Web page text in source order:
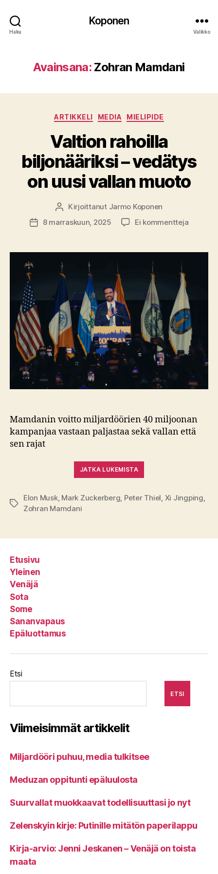
Haku
Koponen
Valikko
Avainsana: Zohran Mamdani
Kategoriat
ARTIKKELI MEDIA MIELIPIDE
Valtion rahoilla
biljonääriksi – vedätys
on uusi vallan muoto
Kirjoittaja
Kirjoittanut Jarmo Koponen
Julkaisupäivämäärä
8 marraskuun, 2025 Ei kommentteja
uusi
vallan
muoto
Mamdanin voitto miljardöörien 40 miljoonan
kampanjaa vastaan paljastaa sekä vallan että
sen rajat
JATKA LUKEMISTA
Avainsanat
Elon Musk, Mark Zuckerberg Peter Thiel Xi Jingping
Zohran Mamdani
Etusivu
Yleinen
Venäjä
Sota
Some
Sananvapaus
Epäluottamus
Etsi
ETSI
Viimeisimmät artikkelit
Miljardööri puhuu, media tulkitsee
Meduzan oppitunti epäluulosta
Suurvallat muokkaavat todellisuuttasi jo nyt
Zelenskyin kirje: Putinille mitätön paperilappu
Kirja-arvio: Jenni Jeskanen – Venäjä on toista
maata